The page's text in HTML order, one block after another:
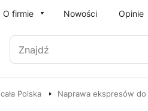
O firmie Nowości Opinie
Znajdź
Polska Naprawa ekspresów